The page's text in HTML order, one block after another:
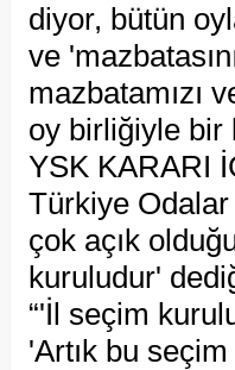
diyor, bütün
ve
mazbatamızı
oy birliğiyle bir
YSK KARARI
Türkiye
çok açık
kuruludur'
“'İl seçim
'Artık bu